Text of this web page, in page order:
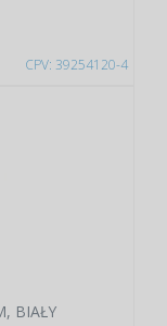
CPV: 39254120-4
BIAŁY